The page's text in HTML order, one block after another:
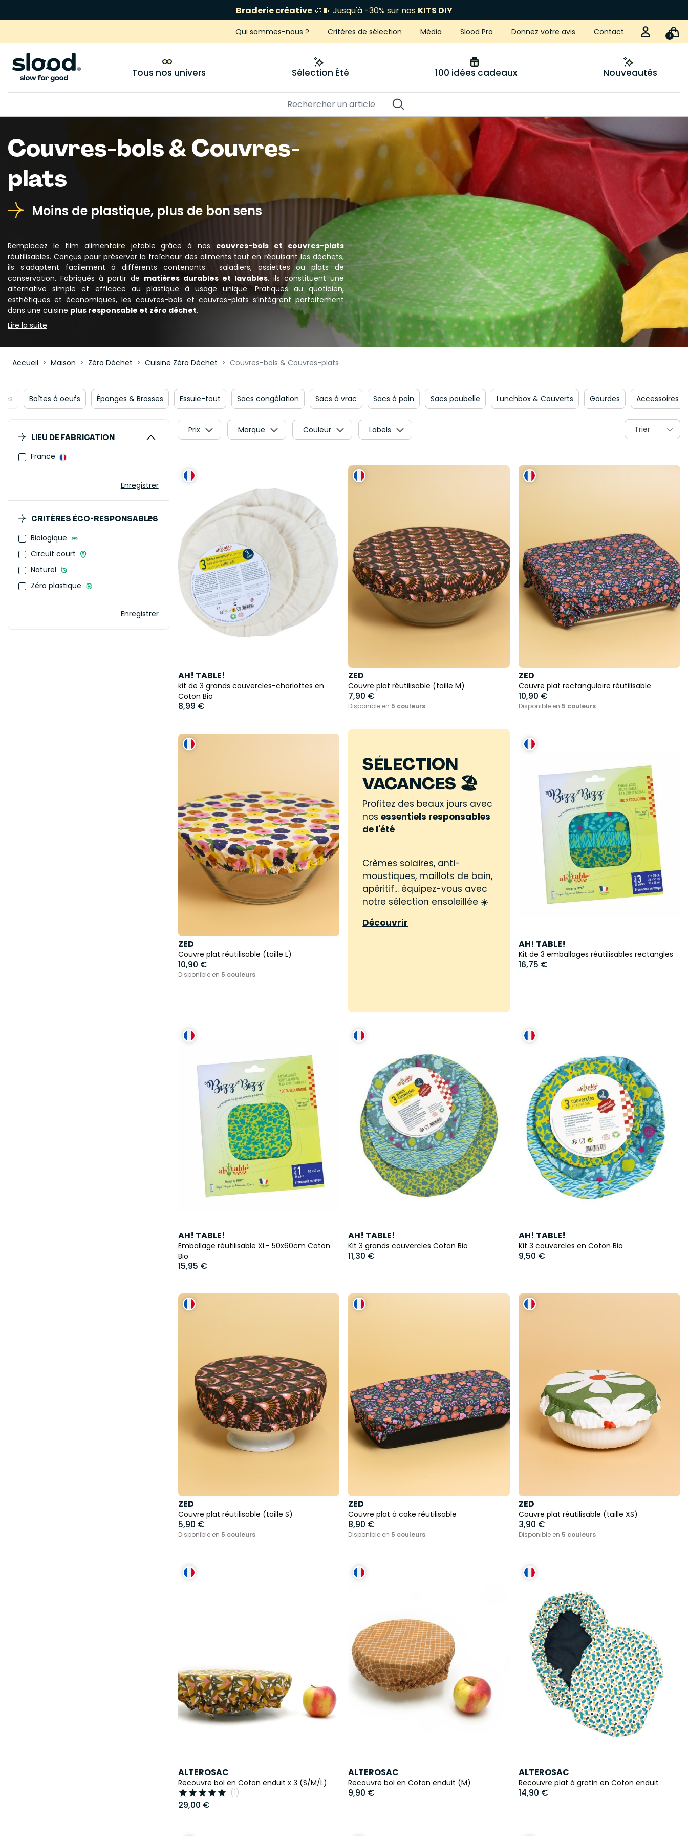
Braderie créative🎨🧵 Jusqu'à -30% sur nos KITS DIY
Qui sommes-nous ? Critères de sélection Média Slood Pro Donnez votre avis Contact 0
Tous nos univers Sélection Été 100 idées cadeaux Nouveautés
Couvres-bols & Couvres-
plats
Moins de plastique, plus de bon sens
Remplacez le film alimentaire jetable grâce à nos couvres-bols et couvres-plats
réutilisables. Conçus pour préserver la fraîcheur des aliments tout en réduisant les déchets,
ils s’adaptent facilement à différents contenants : saladiers, assiettes ou plats de
conservation. Fabriqués à partir de matières durables et lavables, ils constituent une
alternative simple et efficace au plastique à usage unique. Pratiques au quotidien,
esthétiques et économiques, les couvres-bols et couvres-plats s’intègrent parfaitement
dans une cuisine plus responsable et zéro déchet.
Lire la suite
Accueil Maison Zéro Déchet Cuisine Zéro Déchet Couvres-bols & Couvres-plats
Nouveautés Boîtes à oeufs Éponges & Brosses Essuie-tout Sacs congélation Sacs à vrac Sacs à pain Sacs poubelle Lunchbox & Couverts Gourdes
LIEU DE FABRICATION
France
Enregistrer
CRITÈRES ÉCO-RESPONSABLES
Biologique
Circuit court
Naturel
Zéro plastique
Enregistrer
Prix Marque Couleur Labels Trier
AH! TABLE!
kit de 3 grands couvercles-charlottes en
Coton Bio
8,99 €
ZED
Couvre plat réutilisable (taille M)
7,90 €
Disponible en 5 couleurs
ZED
Couvre plat rectangulaire réutilisable
10,90 €
Disponible en 5 couleurs
ZED
Couvre plat réutilisable (taille L)
10,90 €
Disponible en 5 couleurs
SÉLECTION
VACANCES 🏖️
Profitez des beaux jours avec
nosessentiels responsables
de l'été
Crèmes solaires, anti-
moustiques, maillots de bain,
apéritif... équipez-vous avec
notre sélection ensoleillée ☀️
Découvrir
AH! TABLE!
Kit de 3 emballages réutilisables rectangles
16,75 €
AH! TABLE!
Emballage réutilisable XL- 50x60cm Coton
Bio
15,95 €
AH! TABLE!
Kit 3 grands couvercles Coton Bio
11,30 €
AH! TABLE!
Kit 3 couvercles en Coton Bio
9,50 €
ZED
Couvre plat réutilisable (taille S)
5,90 €
Disponible en 5 couleurs
ZED
Couvre plat à cake réutilisable
8,90 €
Disponible en 5 couleurs
ZED
Couvre plat réutilisable (taille XS)
3,90 €
Disponible en 5 couleurs
ALTEROSAC
Recouvre bol en Coton enduit x 3 (S/M/L)
     (1)
29,00 €
ALTEROSAC
Recouvre bol en Coton enduit (M)
9,90 €
ALTEROSAC
Recouvre plat à gratin en Coton enduit
14,90 €